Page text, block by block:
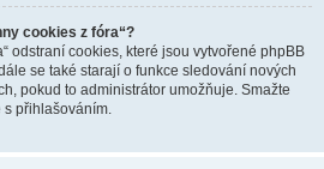
cookies z fóra“?
odstraní cookies, které jsou vytvořené phpBB
se také starají o funkce sledování nových
pokud to administrátor umožňuje. Smažte
s přihlašováním.